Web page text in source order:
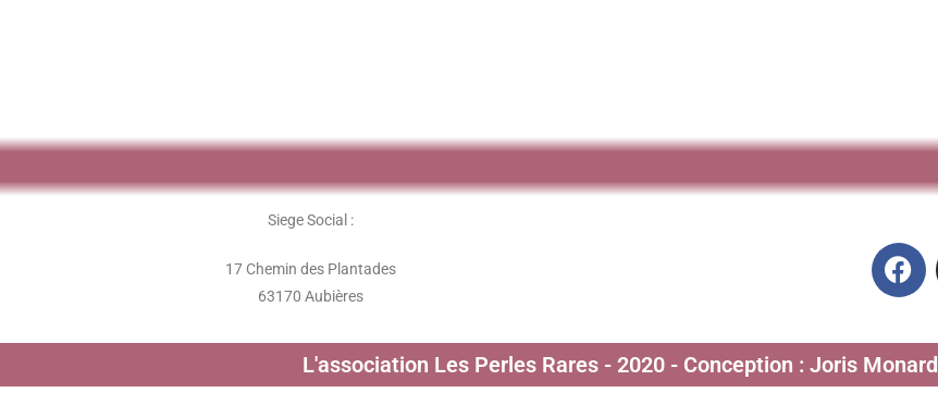
Siege Social :
17 Chemin des Plantades
63170 Aubières
L'association Les Perles Rares - 2020 - Conception : Joris Monard